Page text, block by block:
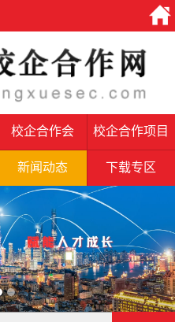
校企合作会 校企合作项目
新闻动态 下载专区